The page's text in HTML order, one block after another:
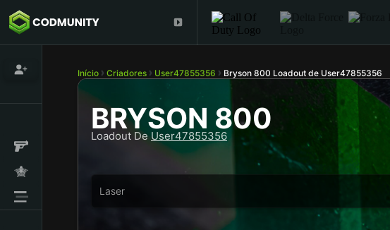
Início Criadores User47855356 Bryson 800 Loadout de User47855356
BRYSON 800
Loadout DeUser47855356
Laser